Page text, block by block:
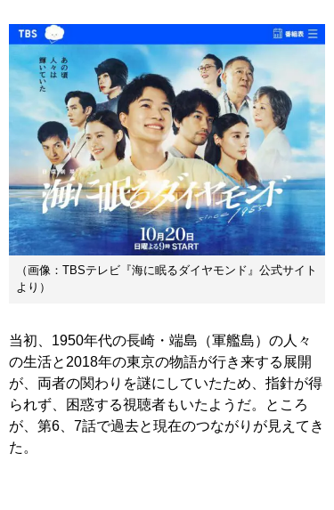
（画像：TBSテレビ『海に眠るダイヤモンド』公式サイト
より）
当初、1950年代の長崎・端島（軍艦島）の人々
の生活と2018年の東京の物語が行き来する展開
が、両者の関わりを謎にしていたため、指針が得
られず、困惑する視聴者もいたようだ。ところ
が、第6、7話で過去と現在のつながりが見えてき
た。